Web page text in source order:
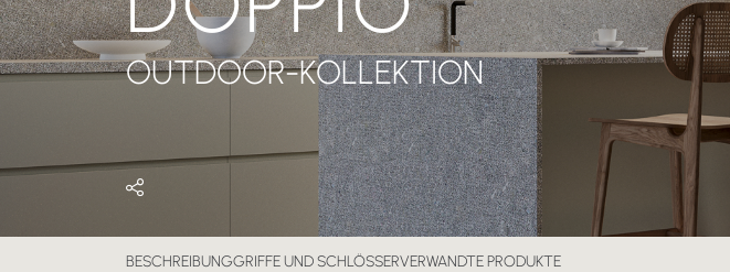
OUTDOOR-KOLLEKTION
BESCHREIBUNGGRIFFE UND SCHLÖSSERVERWANDTE PRODUKTE